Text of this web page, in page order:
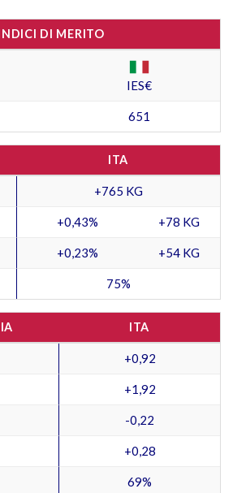
DI MERITO
IES€
651
ITA
+765 KG
+0,43% +78 KG
+0,23% +54 KG
75%
ITA
+0,92
+1,92
-0,22
+0,28
69%